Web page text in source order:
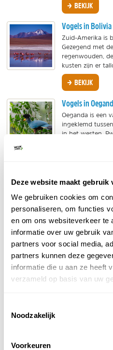
Deze website maakt gebruik
We gebruiken cookies om
personaliseren, om functies
en om ons websiteverkeer te
informatie over uw gebruik
partners voor social media,
partners kunnen deze
informatie die u aan ze heeft
verzameld op basis van uw
Noodzakelijk
Voorkeuren
BEKIJK
Vogels in Bolivia
Zuid-Amerika is
Gezegend met
regenwouden,
kusten zijn er
BEKIJK
Vogels in
Oeganda is een
ingeklemd
in het westen,
Vogels in
vind je naast de
enorm veel
is zeer...
BEKIJK
Vogels in Brazilie
Kees van Blue
de vogels van
Er zijn enkele